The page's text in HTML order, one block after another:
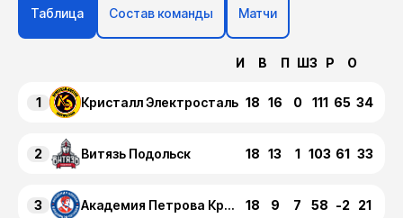
Таблица Состав команды Матчи
И В П ШЗ Р О
1 Кристалл Электросталь 18 16 0 111 65 34
2 Витязь Подольск 18 13 1 103 61 33
3 Академия Петрова Красногорск 18 9 7 58 -2 21